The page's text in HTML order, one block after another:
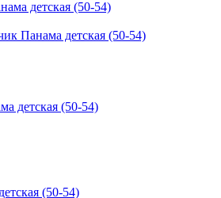
Панама детская (50-54)
детская (50-54)